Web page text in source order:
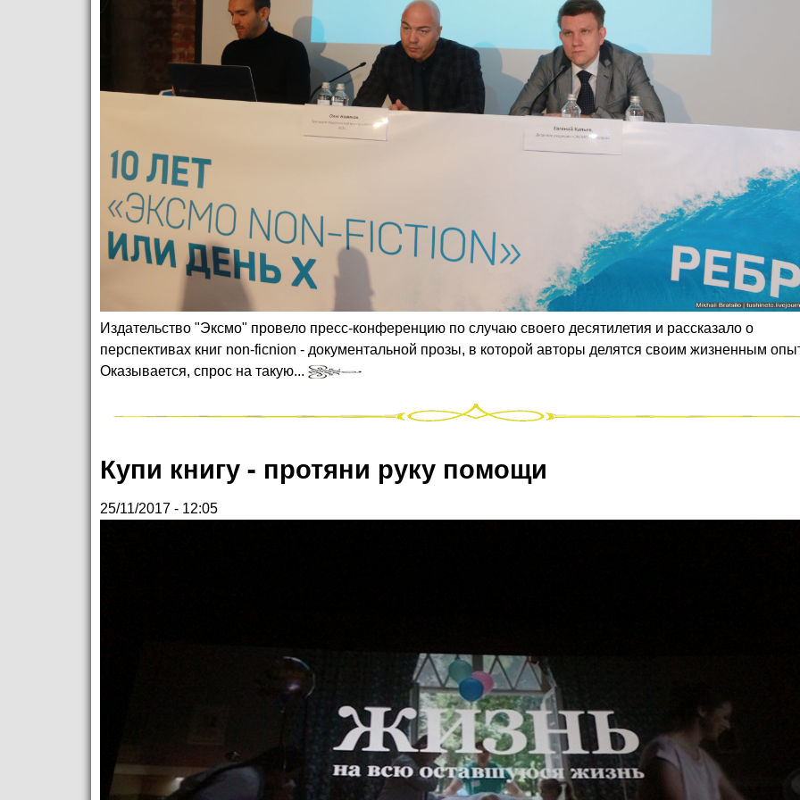
Издательство "Эксмо" провело пресс-конференцию по случаю своего десятилетия и рассказало о
перспективах книг non-ficnion - документальной прозы, в которой авторы делятся своим жизненным
Оказывается, спрос на такую...
Купи книгу - протяни руку помощи
25/11/2017 - 12:05